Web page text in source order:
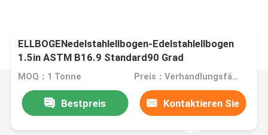
ELLBOGENedelstahlellbogen-Edelstahlellbogen
1.5in ASTM B16.9 Standard90 Grad
MOQ：1 Tonne Preis：Verhandlungsfähig
Bestpreis Kontaktieren Sie
uns